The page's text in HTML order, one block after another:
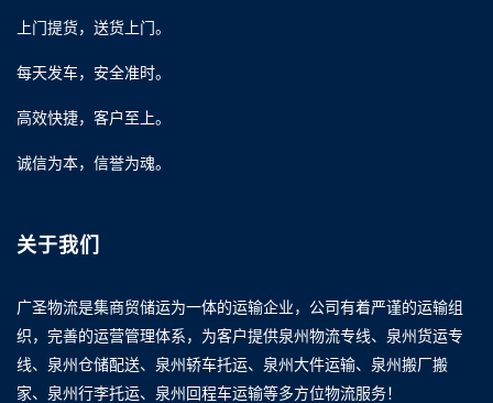
上门提货，送货上门。
每天发车，安全准时。
高效快捷，客户至上。
诚信为本，信誉为魂。
关于我们
广圣物流是集商贸储运为一体的运输企业，公司有着严谨的运输组
织，完善的运营管理体系，为客户提供泉州物流专线、泉州货运专
线、泉州仓储配送、泉州轿车托运、泉州大件运输、泉州搬厂搬
家、泉州行李托运、泉州回程车运输等多方位物流服务！